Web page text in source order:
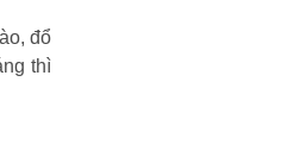
đổ
thì